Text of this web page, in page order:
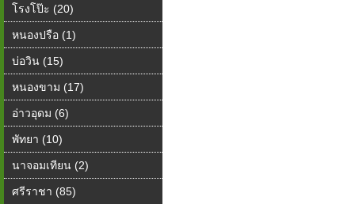
โรงโป๊ะ (20)
หนองปรือ (1)
บ่อวิน (15)
หนองขาม (17)
อ่าวอุดม (6)
พัทยา (10)
นาจอมเทียน (2)
ศรีราชา (85)